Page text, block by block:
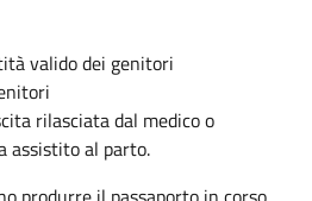
valido dei genitori
rilasciata dal medico o
assistito al parto.